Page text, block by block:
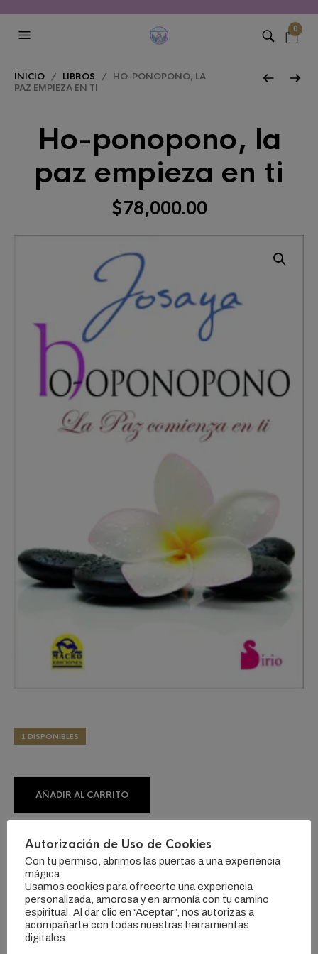
0
INICIO / LIBROS / HO-PONOPONO, LA
PAZ EMPIEZA EN TI
Ho-ponopono, la
paz empieza en ti
$78,000.00
1 DISPONIBLES
AÑADIR AL CARRITO
CATEGORÍA:LIBROS
ETIQUETAS:#HOPONOPONO,#MEDITACION, #TECNICAS DE
MEDITACION
Autorización de Uso de Cookies
Con tu permiso, abrimos las puertas a una experiencia
mágica
Usamos cookies para ofrecerte una experiencia
personalizada, amorosa y en armonía con tu camino
espiritual. Al dar clic en “Aceptar”, nos autorizas a
acompañarte con todas nuestras herramientas
digitales.